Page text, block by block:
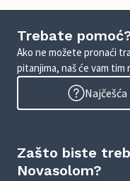
Trebate
Ako ne možete pronaći
pitanjima, naš će vam tim
Zašto biste
Novasolom?